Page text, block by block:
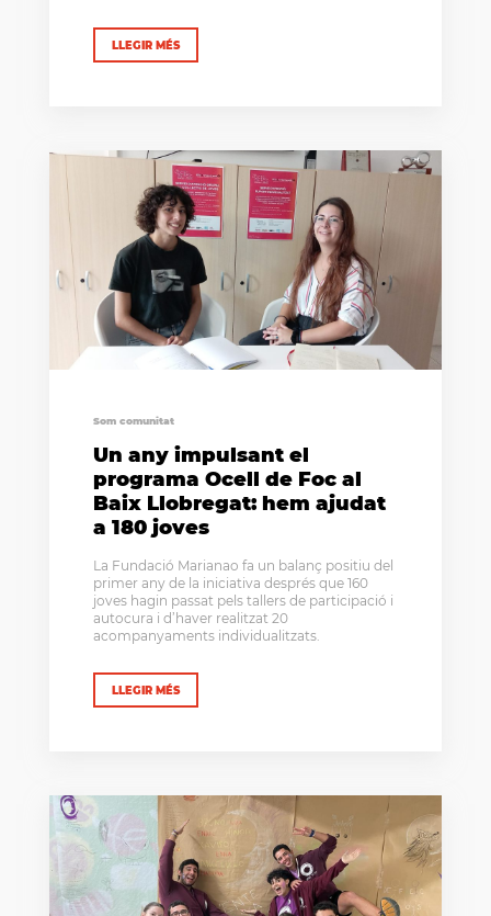
LLEGIR MÉS
Som comunitat
Un any impulsant el
programa Ocell de Foc al
Baix Llobregat: hem ajudat
a 180 joves
La Fundació Marianao fa un balanç positiu del
primer any de la iniciativa després que 160
joves hagin passat pels tallers de participació i
autocura i d’haver realitzat 20
acompanyaments individualitzats.
LLEGIR MÉS